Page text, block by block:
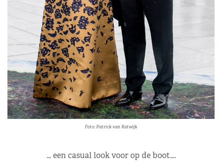
Foto: Patrick van Katwijk
… een casual look voor op de boot….